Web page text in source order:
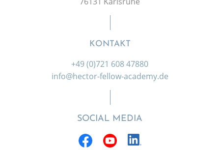
KONTAKT
+49 (0)721 608 47880
info@hector-fellow-academy.de
SOCIAL MEDIA